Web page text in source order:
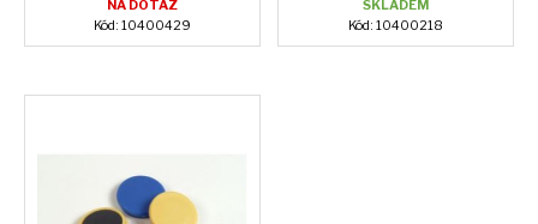
NA DOTAZ
Kód: 10400429
SKLADEM
Kód: 10400218